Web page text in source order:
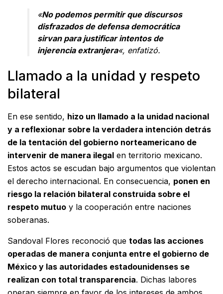
«No podemos permitir que discursos
disfrazados de defensa democrática
sirvan para justificar intentos de
injerencia extranjera«, enfatizó.
Llamado a la unidad y respeto
bilateral
En ese sentido, hizo un llamado a la unidad nacional
y a reflexionar sobre la verdadera intención detrás
de la tentación del gobierno norteamericano de
intervenir de manera ilegal en territorio mexicano.
Estos actos se escudan bajo argumentos que violentan
el derecho internacional. En consecuencia, ponen en
riesgo la relación bilateral construida sobre el
respeto mutuo y la cooperación entre naciones
soberanas.
Sandoval Flores reconoció que todas las acciones
operadas de manera conjunta entre el gobierno de
México y las autoridades estadounidenses se
realizan con total transparencia. Dichas labores